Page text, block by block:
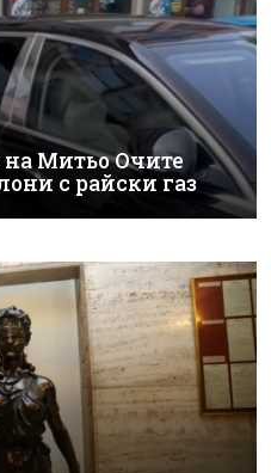
Митьо Очите
с райски газ